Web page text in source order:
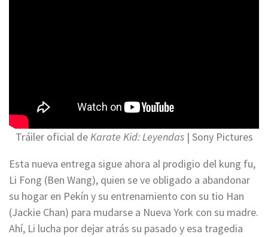
Tráiler oficial deKarate Kid: Leyendas| Sony Pictures
Esta nueva entrega sigue ahora al prodigio del kung fu,
Li Fong (Ben Wang), quien se ve obligado a abandonar
su hogar en Pekín y su entrenamiento con su tio Han
(Jackie Chan) para mudarse a Nueva York con su madre.
Ahí, Li lucha por dejar atrás su pasado y esa tragedia